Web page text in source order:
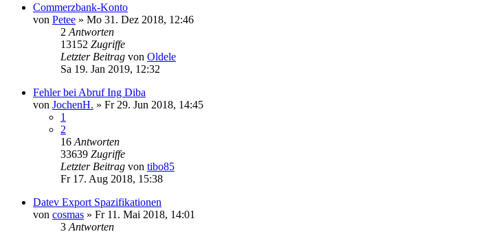
Commerzbank-Konto
von Petee » Mo 31. Dez 2018, 12:46
2 Antworten
13152 Zugriffe
Letzter Beitrag von Oldele
Sa 19. Jan 2019, 12:32
Fehler bei Abruf Ing Diba
von JochenH. » Fr 29. Jun 2018, 14:45
1
2
16 Antworten
33639 Zugriffe
Letzter Beitrag von tibo85
Fr 17. Aug 2018, 15:38
Datev Export Spazifikationen
von cosmas » Fr 11. Mai 2018, 14:01
3 Antworten